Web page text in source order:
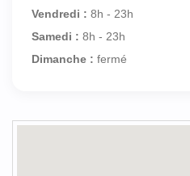
Vendredi : 8h - 23h
Samedi : 8h - 23h
Dimanche : fermé